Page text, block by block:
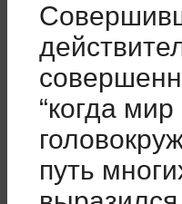
“когда
путь